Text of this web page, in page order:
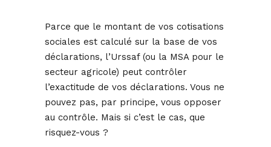
Parce que le montant de vos cotisations
sociales est calculé sur la base de vos
déclarations, l’Urssaf (ou la MSA pour le
secteur agricole) peut contrôler
l’exactitude de vos déclarations. Vous ne
pouvez pas, par principe, vous opposer
au contrôle. Mais si c’est le cas, que
risquez-vous ?